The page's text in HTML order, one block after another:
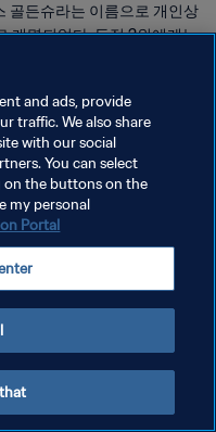
골든슈라는 이름으로 개인상
개명되었다. 득점 2위에게는
디다스 브론즈부츠가 각각
and ads, provide
traffic. We also share
with our social
You can select
on the buttons on the
my personal
Portal